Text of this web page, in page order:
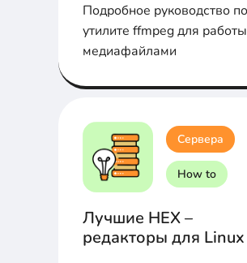
Подробное руководство по
утилите ffmpeg для
медиафайлами
Сервера
How to
Лучшие HEX –
редакторы для Linux